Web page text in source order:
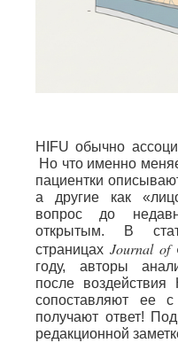
HIFU обычно
Но что именно
пациентки
а другие как
вопрос до
открытым. В
страницах Journal of
году, авторы
после
сопоставляют ее
получают ответ!
редакционной